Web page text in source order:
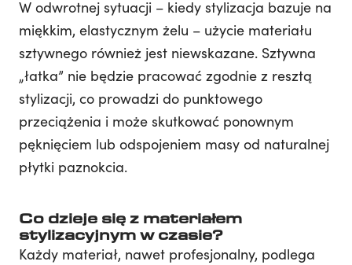
W odwrotnej sytuacji – kiedy stylizacja bazuje na
miękkim, elastycznym żelu – użycie materiału
sztywnego również jest niewskazane. Sztywna
„łatka” nie będzie pracować zgodnie z resztą
stylizacji, co prowadzi do punktowego
przeciążenia i może skutkować ponownym
pęknięciem lub odspojeniem masy od naturalnej
płytki paznokcia.
Co dzieje się z materiałem
stylizacyjnym w czasie?
Każdy materiał, nawet profesjonalny, podlega